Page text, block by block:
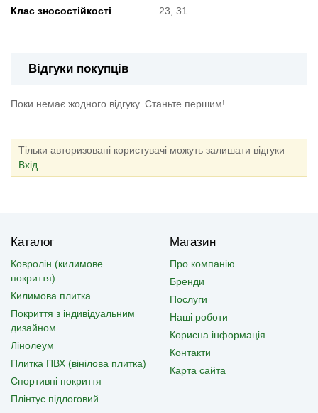
Клас зносостійкості 23, 31
Відгуки покупців
Поки немає жодного відгуку. Станьте першим!
Тільки авторизовані користувачі можуть залишати відгуки
Вхід
Каталог
Ковролін (килимове
покриття)
Килимова плитка
Покриття з індивідуальним
дизайном
Лінолеум
Плитка ПВХ (вінілова плитка)
Спортивні покриття
Плінтус підлоговий
Магазин
Про компанію
Бренди
Послуги
Наші роботи
Корисна інформація
Контакти
Карта сайта